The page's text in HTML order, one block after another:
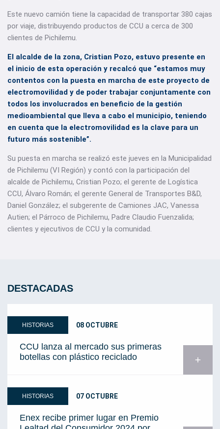
Este nuevo camión tiene la capacidad de transportar 380 cajas
por viaje, distribuyendo productos de CCU a cerca de 300
clientes de Pichilemu.
El alcalde de la zona, Cristian Pozo, estuvo presente en
el inicio de esta operación y recalcó que “estamos muy
contentos con la puesta en marcha de este proyecto de
electromovilidad y de poder trabajar conjuntamente con
todos los involucrados en beneficio de la gestión
medioambiental que lleva a cabo el municipio, teniendo
en cuenta que la electromovilidad es la clave para un
futuro más sostenible”.
Su puesta en marcha se realizó este jueves en la Municipalidad
de Pichilemu (VI Región) y contó con la participación del
alcalde de Pichilemu, Cristian Pozo; el gerente de Logística
CCU, Álvaro Román; el gerente General de Transportes B&D,
Daniel González; el subgerente de Camiones JAC, Vanessa
Autien; el Párroco de Pichilemu, Padre Claudio Fuenzalida;
clientes y ejecutivos de CCU y la comunidad.
DESTACADAS
HISTORIAS 08 OCTUBRE
CCU lanza al mercado sus primeras
botellas con plástico reciclado
add
HISTORIAS 07 OCTUBRE
Enex recibe primer lugar en Premio